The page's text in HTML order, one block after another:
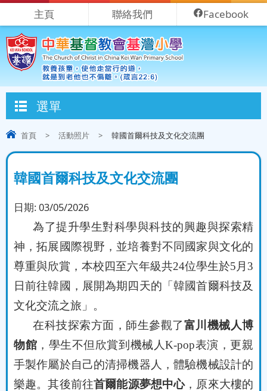
主頁 聯絡我們 Facebook
選單
首頁 > 活動照片 > 韓國首爾科技及文化交流團
韓國首爾科技及文化交流團
日期:03/05/2026
為了提升學生對科學與科技的興趣與探索精
神，拓展國際視野，並培養對不同國家與文化的
尊重與欣賞，本校四至六年級共24位學生於5 月 3
日前往韓國，展開為期四天的「韓國首爾科技及
文化交流之旅」。
在科技探索方面，師生參觀了富川機械人博
物館 ，學生不但欣賞到機械人K-pop表演，更親
手製作屬於自己的清掃機器人，體驗機械設計的
樂趣。其後前往首爾能源夢想中心，原來大樓的